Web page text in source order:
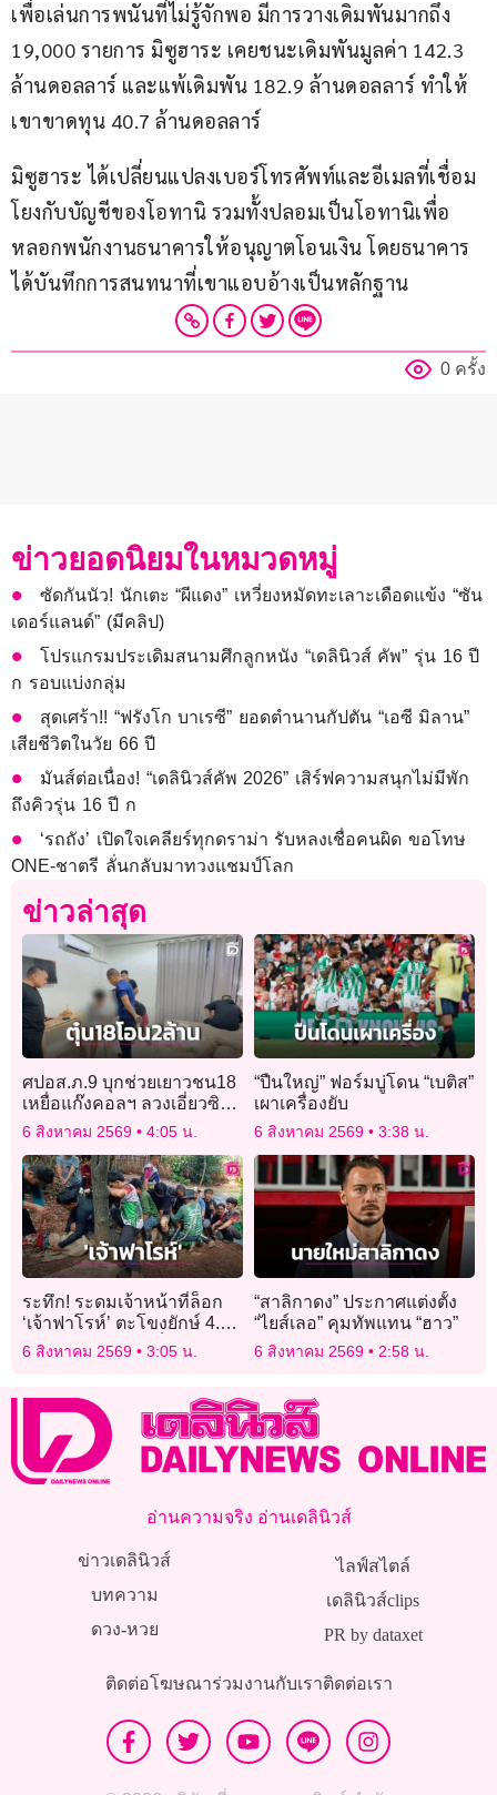
เพื่อเล่นการพนันที่ไม่รู้จักพอ มีการวางเดิมพันมากถึง
19,000 รายการ มิซูฮาระ เคยชนะเดิมพันมูลค่า 142.3
ล้านดอลลาร์ และแพ้เดิมพัน 182.9 ล้านดอลลาร์ ทำให้
เขาขาดทุน 40.7 ล้านดอลลาร์
มิซูฮาระ ได้เปลี่ยนแปลงเบอร์โทรศัพท์และอีเมลที่เชื่อม
โยงกับบัญชีของโอทานิ รวมทั้งปลอมเป็นโอทานิเพื่อ
หลอกพนักงานธนาคารให้อนุญาตโอนเงิน โดยธนาคาร
ได้บันทึกการสนทนาที่เขาแอบอ้างเป็นหลักฐาน
0 ครั้ง
ข่าวยอดนิยมในหมวดหมู่
ซัดกันนัว! นักเตะ “ผีแดง” เหวี่ยงหมัดทะเลาะเดือดแข้ง “ซัน
เดอร์แลนด์” (มีคลิป)
โปรแกรมประเดิมสนามศึกลูกหนัง “เดลินิวส์ คัพ” รุ่น 16 ปี
ก รอบแบ่งกลุ่ม
สุดเศร้า!! “ฟรังโก บาเรซี” ยอดตำนานกัปตัน “เอซี มิลาน”
เสียชีวิตในวัย 66 ปี
มันส์ต่อเนื่อง! “เดลินิวส์คัพ 2026” เสิร์ฟความสนุกไม่มีพัก
ถึงคิวรุ่น 16 ปี ก
‘รถถัง’ เปิดใจเคลียร์ทุกดราม่า รับหลงเชื่อคนผิด ขอโทษ
ONE-ชาตรี ลั่นกลับมาทวงแชมป์โลก
ข่าวล่าสุด
ศปอส.ภ.9 บุกช่วยเยาวชน18
เหยื่อแก๊งคอลฯ ลวงเอี่ยวซิมผี
หลอกโอน 2 ล้าน
6 สิงหาคม 2569 4:05 น.
“ปืนใหญ่” ฟอร์มบู่โดน “เบติส”
เผาเครื่องยับ
6 สิงหาคม 2569 3:38 น.
ระทึก! ระดมเจ้าหน้าที่ล็อก
‘เจ้าฟาโรห์’ ตะโขงยักษ์ 4.5
เมตร ย้ายบ้านสำเร็จ
6 สิงหาคม 2569 3:05 น.
“สาลิกาดง” ประกาศแต่งตั้ง
“ไยส์เลอ” คุมทัพแทน “ฮาว”
6 สิงหาคม 2569 2:58 น.
อ่านความจริง อ่านเดลินิวส์
ข่าวเดลินิวส์
บทความ
ดวง-หวย
ไลฟ์สไตล์
เดลินิวส์clips
PR by dataxet
ติดต่อโฆษณาร่วมงานกับเราติดต่อเรา